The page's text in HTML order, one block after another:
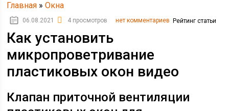
Главная »Окна
06.08.2021 4 просмотров нет комментариев Рейтинг статьи
Как установить
микропроветривание
пластиковых окон видео
Клапан приточной вентиляции